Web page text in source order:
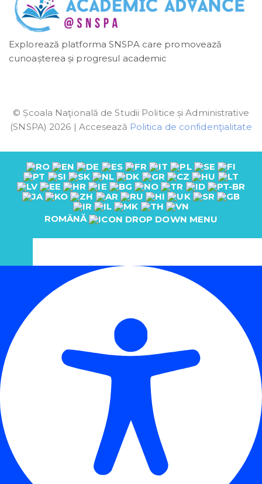
Explorează platforma SNSPA care promovează
cunoașterea și progresul academic
© Școala Naţională de Studii Politice și Administrative
(SNSPA) 2026 | Accesează Politica de confidenţialitate
ROMÂNĂ